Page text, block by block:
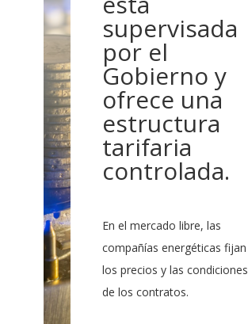
supervisada
por el
Gobierno y
ofrece una
estructura
tarifaria
controlada.
En el mercado libre, las
compañías energéticas fijan
los precios y las condiciones
de los contratos.